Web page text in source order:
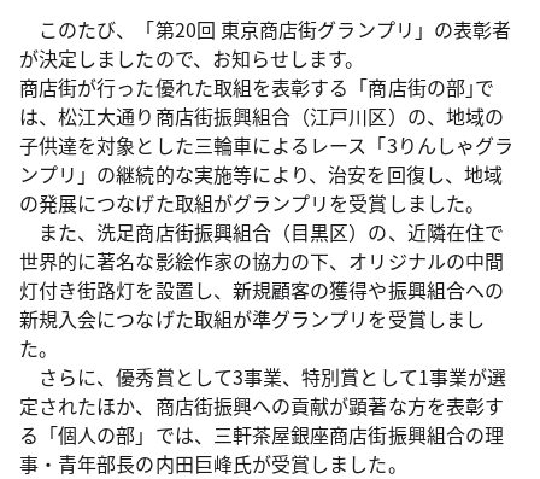
このたび、「第20回 東京商店街グランプリ」の表彰者
が決定しましたので、お知らせします。
商店街が行った優れた取組を表彰する「商店街の部｣で
は、松江大通り商店街振興組合（江戸川区）の、地域の
子供達を対象とした三輪車によるレース「3りんしゃグラ
ンプリ」の継続的な実施等により、治安を回復し、地域
の発展につなげた取組がグランプリを受賞しました。
また、洗足商店街振興組合（目黒区）の、近隣在住で
世界的に著名な影絵作家の協力の下、オリジナルの中間
灯付き街路灯を設置し、新規顧客の獲得や振興組合への
新規入会につなげた取組が準グランプリを受賞しまし
た。
さらに、優秀賞として3事業、特別賞として1事業が選
定されたほか、商店街振興への貢献が顕著な方を表彰す
る「個人の部」では、三軒茶屋銀座商店街振興組合の理
事・青年部長の内田巨峰氏が受賞しました。